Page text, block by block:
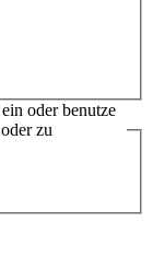
oder benutze
zu